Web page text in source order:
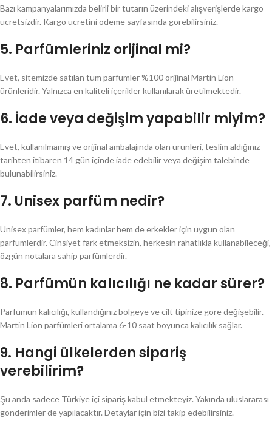
Bazı kampanyalarımızda belirli bir tutarın üzerindeki alışverişlerde kargo
ücretsizdir. Kargo ücretini ödeme sayfasında görebilirsiniz.
5. Parfümleriniz orijinal mi?
Evet, sitemizde satılan tüm parfümler %100 orijinal Martin Lion
ürünleridir. Yalnızca en kaliteli içerikler kullanılarak üretilmektedir.
6. İade veya değişim yapabilir miyim?
Evet, kullanılmamış ve orijinal ambalajında olan ürünleri, teslim aldığınız
tarihten itibaren 14 gün içinde iade edebilir veya değişim talebinde
bulunabilirsiniz.
7. Unisex parfüm nedir?
Unisex parfümler, hem kadınlar hem de erkekler için uygun olan
parfümlerdir. Cinsiyet fark etmeksizin, herkesin rahatlıkla kullanabileceği,
özgün notalara sahip parfümlerdir.
8. Parfümün kalıcılığı ne kadar sürer?
Parfümün kalıcılığı, kullandığınız bölgeye ve cilt tipinize göre değişebilir.
Martin Lion parfümleri ortalama 6-10 saat boyunca kalıcılık sağlar.
9. Hangi ülkelerden sipariş
verebilirim?
Şu anda sadece Türkiye içi sipariş kabul etmekteyiz. Yakında uluslararası
gönderimler de yapılacaktır. Detaylar için bizi takip edebilirsiniz.